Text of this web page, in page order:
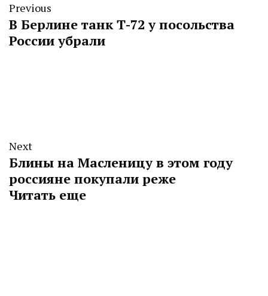
Previous
В Берлине танк Т-72 у посольства
России убрали
Next
Блины на Масленицу в этом году
россияне покупали реже
Читать еще